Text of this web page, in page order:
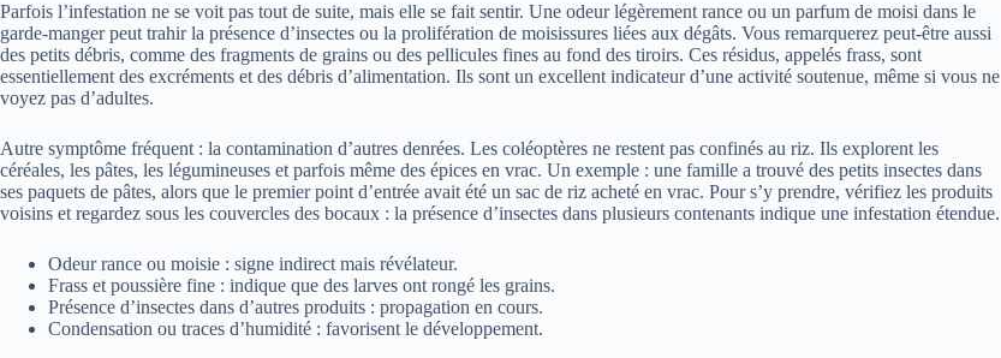
Parfois l’infestation ne se voit pas tout de suite, mais elle se fait sentir. Une odeur légèrement rance ou un parfum de moisi dans le
garde-manger peut trahir la présence d’insectes ou la prolifération de moisissures liées aux dégâts. Vous remarquerez peut-être aussi
des petits débris, comme des fragments de grains ou des pellicules fines au fond des tiroirs. Ces résidus, appelés frass, sont
essentiellement des excréments et des débris d’alimentation. Ils sont un excellent indicateur d’une activité soutenue, même si vous ne
voyez pas d’adultes.
Autre symptôme fréquent : la contamination d’autres denrées. Les coléoptères ne restent pas confinés au riz. Ils explorent les
céréales, les pâtes, les légumineuses et parfois même des épices en vrac. Un exemple : une famille a trouvé des petits insectes dans
ses paquets de pâtes, alors que le premier point d’entrée avait été un sac de riz acheté en vrac. Pour s’y prendre, vérifiez les produits
voisins et regardez sous les couvercles des bocaux : la présence d’insectes dans plusieurs contenants indique une infestation étendue.
Odeur rance ou moisie : signe indirect mais révélateur.
Frass et poussière fine : indique que des larves ont rongé les grains.
Présence d’insectes dans d’autres produits : propagation en cours.
Condensation ou traces d’humidité : favorisent le développement.